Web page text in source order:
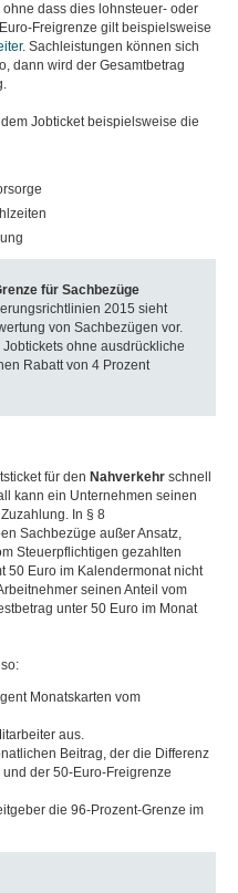
ohne dass dies lohnsteuer- oder
Freigrenze gilt beispielsweise
. Sachleistungen können sich
dann wird der Gesamtbetrag
Jobticket beispielsweise die
für Sachbezüge
2015 sieht
von Sachbezügen vor.
ohne ausdrückliche
Rabatt von 4 Prozent
für den Nahverkehr schnell
kann ein Unternehmen seinen
In § 8
Sachbezüge außer Ansatz,
Steuerpflichtigen gezahlten
50 Euro im Kalendermonat nicht
seinen Anteil vom
unter 50 Euro im Monat
so:
Monatskarten vom
aus.
Beitrag, der die Differenz
der 50-Euro-Freigrenze
die 96-Prozent-Grenze im